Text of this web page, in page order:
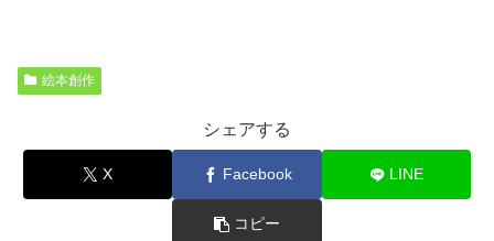
絵本創作
シェアする
X Facebook LINE
コピー